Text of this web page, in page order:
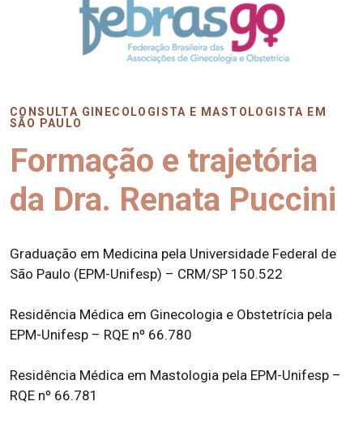
CONSULTA GINECOLOGISTA E MASTOLOGISTA EM
SÃO PAULO
Formação e trajetória
da Dra. Renata Puccini
Graduação em Medicina pela Universidade Federal de
São Paulo (EPM-Unifesp) – CRM/SP 150.522
Residência Médica em Ginecologia e Obstetrícia pela
EPM-Unifesp – RQE nº 66.780
Residência Médica em Mastologia pela EPM-Unifesp –
RQE nº 66.781